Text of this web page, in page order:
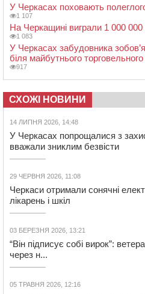
У Черкасах поховають
1 107
На Черкащині виграли 1 000 000
1 083
У Черкасах забудовника
біля майбутнього
917
СХОЖІ НОВИНИ
14 ЛИПНЯ 2026, 14:48
У Черкасах попрощалися з
вважали зниклим безвісти
29 ЧЕРВНЯ 2026, 11:08
Черкаси отримали сонячні
лікарень і шкіл
03 БЕРЕЗНЯ 2026, 13:21
“Він підписує собі вирок”:
через н...
05 ТРАВНЯ 2026, 12:16